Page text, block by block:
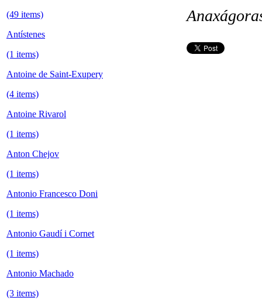
(49 items)
Antístenes
(1 items)
Antoine de Saint-Exupery
(4 items)
Antoine Rivarol
(1 items)
Anton Chejov
(1 items)
Antonio Francesco Doni
(1 items)
Antonio Gaudí i Cornet
(1 items)
Antonio Machado
(3 items)